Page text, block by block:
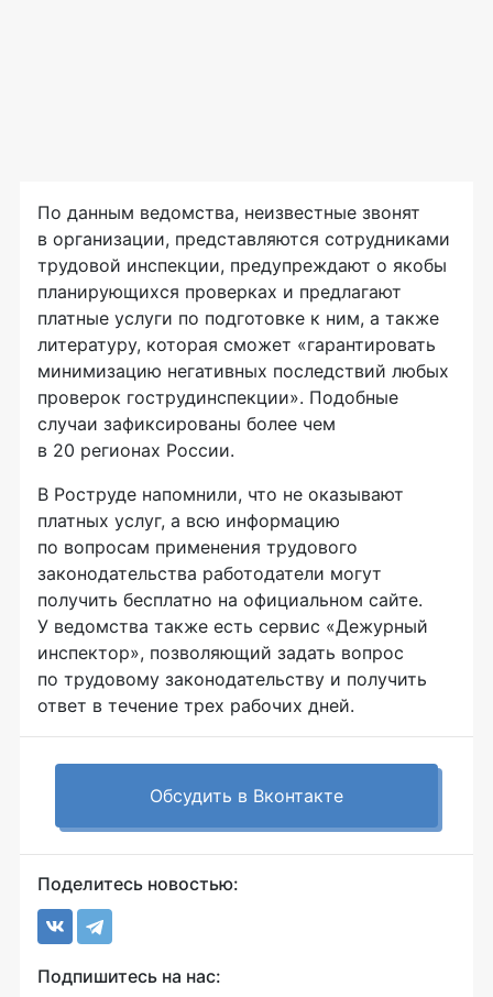
По данным ведомства, неизвестные звонят
в организации, представляются сотрудниками
трудовой инспекции, предупреждают о якобы
планирующихся проверках и предлагают
платные услуги по подготовке к ним, а также
литературу, которая сможет «гарантировать
минимизацию негативных последствий любых
проверок гострудинспекции». Подобные
случаи зафиксированы более чем
в 20 регионах России.
В Роструде напомнили, что не оказывают
платных услуг, а всю информацию
по вопросам применения трудового
законодательства работодатели могут
получить бесплатно на официальном сайте.
У ведомства также есть сервис «Дежурный
инспектор», позволяющий задать вопрос
по трудовому законодательству и получить
ответ в течение трех рабочих дней.
Обсудить в Вконтакте
Поделитесь новостью:
Подпишитесь на нас: